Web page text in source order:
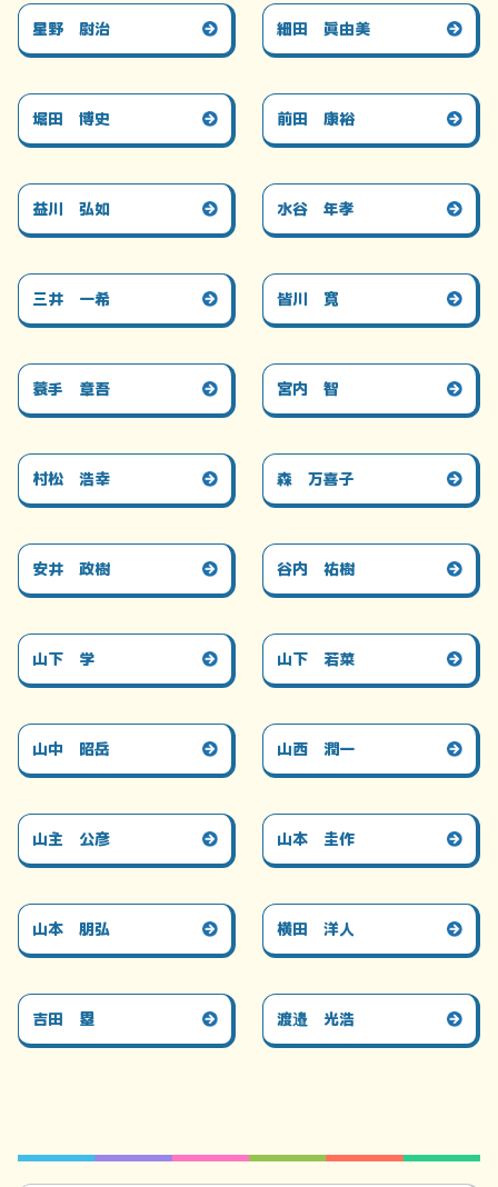
星野 尉治 細田 眞由美
堀田 博史 前田 康裕
益川 弘如 水谷 年孝
三井 一希 皆川 寛
蓑手 章吾 宮内 智
村松 浩幸 森 万喜子
安井 政樹 谷内 祐樹
山下 学 山下 若菜
山中 昭岳 山西 潤一
山主 公彦 山本 圭作
山本 朋弘 横田 洋人
吉田 塁 渡邉 光浩